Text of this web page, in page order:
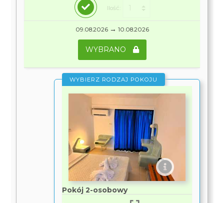
Ilość:
09.08.2026 → 10.08.2026
WYBRANO
WYBIERZ RODZAJ POKOJU
Pokój 2-osobowy